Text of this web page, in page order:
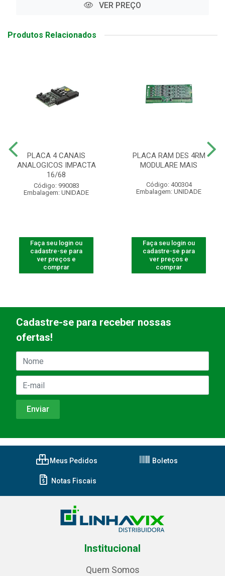
VER PREÇO
Produtos Relacionados
PLACA 4 CANAIS
ANALOGICOS IMPACTA
16/68
Código: 990083
Embalagem: UNIDADE
Faça seu login ou
cadastre-se para
ver preços e
comprar
PLACA RAM DES 4RM
MODULARE MAIS
Código: 400304
Embalagem: UNIDADE
Faça seu login ou
cadastre-se para
ver preços e
comprar
Cadastre-se para receber nossas
ofertas!
Meus Pedidos Boletos
Notas Fiscais
Institucional
Quem Somos